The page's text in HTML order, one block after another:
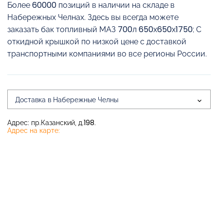
Более 60000 позиций в наличии на складе в
Набережных Челнах. Здесь вы всегда можете
заказать бак топливный МАЗ 700л 650х650х1750; С
откидной крышкой по низкой цене с доставкой
транспортными компаниями во все регионы России.
Доставка в Набережные Челны
Адрес: пр.Казанский, д.198.
Адрес на карте: